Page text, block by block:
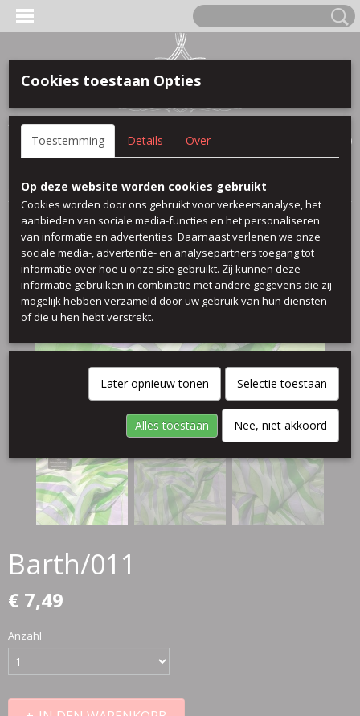
Anmelden Registrieren
(0)
Startseite>Seide bedruckt uni>Barth/011
Barth/011
€ 7,49
Anzahl
Cookies toestaan Opties
Toestemming Details Over
Op deze website worden cookies gebruikt
Cookies worden door ons gebruikt voor verkeersanalyse, het
aanbieden van sociale media-functies en het personaliseren
van informatie en advertenties. Daarnaast verlenen we onze
sociale media-, advertentie- en analysepartners toegang tot
informatie over hoe u onze site gebruikt. Zij kunnen deze
informatie gebruiken in combinatie met andere gegevens die zij
mogelijk hebben verzameld door uw gebruik van hun diensten
of die u hen hebt verstrekt.
Later opnieuw tonen Selectie toestaan
Alles toestaan Nee, niet akkoord